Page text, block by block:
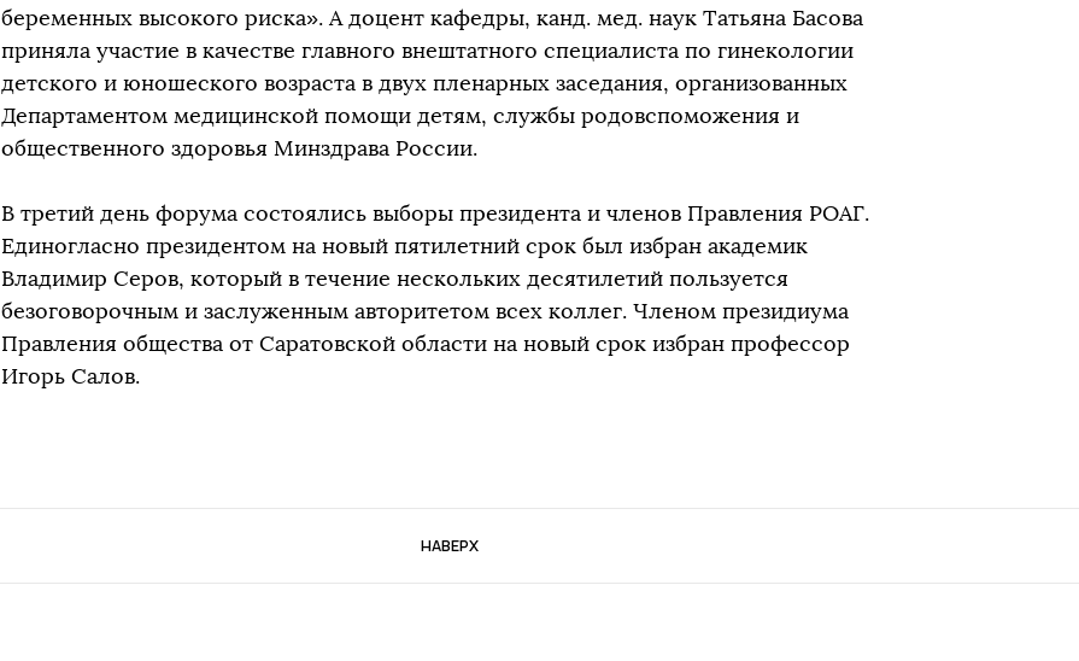
беременных высокого риска». А доцент кафедры, канд. мед. наук Татьяна Басова
приняла участие в качестве главного внештатного специалиста по гинекологии
детского и юношеского возраста в двух пленарных заседания, организованных
Департаментом медицинской помощи детям, службы родовспоможения и
общественного здоровья Минздрава России.
В третий день форума состоялись выборы президента и членов Правления РОАГ.
Единогласно президентом на новый пятилетний срок был избран академик
Владимир Серов, который в течение нескольких десятилетий пользуется
безоговорочным и заслуженным авторитетом всех коллег. Членом президиума
Правления общества от Саратовской области на новый срок избран профессор
Игорь Салов.
НАВЕРХ